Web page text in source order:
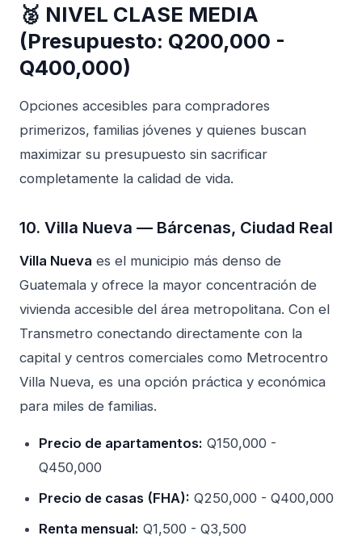
🥈 NIVEL CLASE MEDIA
(Presupuesto: Q200,000 -
Q400,000)
Opciones accesibles para compradores
primerizos, familias jóvenes y quienes buscan
maximizar su presupuesto sin sacrificar
completamente la calidad de vida.
10. Villa Nueva — Bárcenas, Ciudad Real
Villa Nueva es el municipio más denso de
Guatemala y ofrece la mayor concentración de
vivienda accesible del área metropolitana. Con el
Transmetro conectando directamente con la
capital y centros comerciales como Metrocentro
Villa Nueva, es una opción práctica y económica
para miles de familias.
Precio de apartamentos: Q150,000 -
Q450,000
Precio de casas (FHA): Q250,000 - Q400,000
Renta mensual: Q1,500 - Q3,500